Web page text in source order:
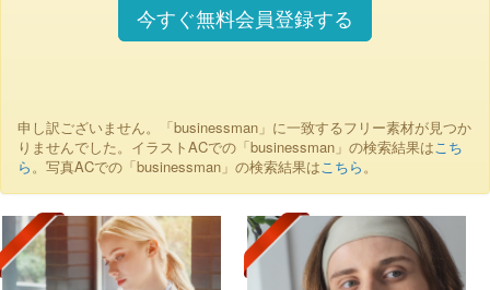
今すぐ無料会員登録する
申し訳ございません。「businessman」に一致するフリー素材が見つか
りませんでした。イラストACでの「businessman」の検索結果はこち
ら。写真ACでの「businessman」の検索結果はこちら。